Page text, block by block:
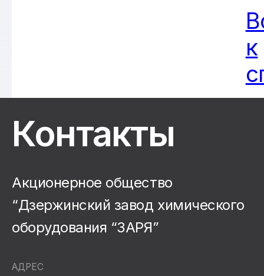
к
Контакты
Акционерное общество
“Дзержинский завод химического
оборудования “ЗАРЯ”
АДРЕС